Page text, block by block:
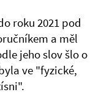
roku 2021 pod
a měl
jeho slov šlo o
ve "fyzické,